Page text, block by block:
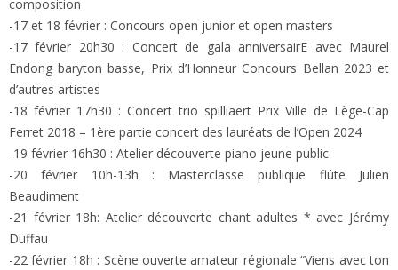
composition
-17 et 18 février : Concours open junior et open masters
-17 février 20h30 : Concert de gala anniversairE avec Maurel
Endong baryton basse, Prix d’Honneur Concours Bellan 2023 et
d’autres artistes
-18 février 17h30 : Concert trio spilliaert Prix Ville de Lège-Cap
Ferret 2018 – 1ère partie concert des lauréats de l’Open 2024
-19 février 16h30 : Atelier découverte piano jeune public
-20 février 10h-13h : Masterclasse publique flûte Julien
Beaudiment
-21 février 18h: Atelier découverte chant adultes * avec Jérémy
Duffau
-22 février 18h : Scène ouverte amateur régionale “Viens avec ton